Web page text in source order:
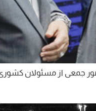
با حضور جمعی از